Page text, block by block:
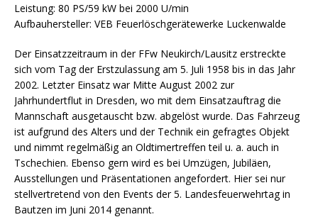
Leistung: 80 PS/59 kW bei 2000 U/min
Aufbauhersteller: VEB Feuerlöschgerätewerke Luckenwalde
Der Einsatzzeitraum in der FFw Neukirch/Lausitz erstreckte
sich vom Tag der Erstzulassung am 5. Juli 1958 bis in das Jahr
2002. Letzter Einsatz war Mitte August 2002 zur
Jahrhundertflut in Dresden, wo mit dem Einsatzauftrag die
Mannschaft ausgetauscht bzw. abgelöst wurde. Das Fahrzeug
ist aufgrund des Alters und der Technik ein gefragtes Objekt
und nimmt regelmäßig an Oldtimertreffen teil u. a. auch in
Tschechien. Ebenso gern wird es bei Umzügen, Jubiläen,
Ausstellungen und Präsentationen angefordert. Hier sei nur
stellvertretend von den Events der 5. Landesfeuerwehrtag in
Bautzen im Juni 2014 genannt.